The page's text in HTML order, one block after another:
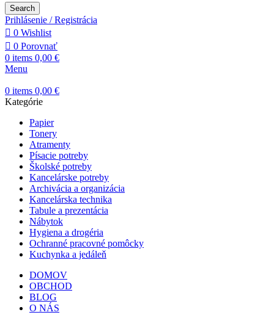
Search
Prihlásenie / Registrácia
0 Wishlist
0 Porovnať
0 items 0,00 €
Menu
0 items 0,00 €
Kategórie
Papier
Tonery
Atramenty
Písacie potreby
Školské potreby
Kancelárske potreby
Archivácia a organizácia
Kancelárska technika
Tabule a prezentácia
Nábytok
Hygiena a drogéria
Ochranné pracovné pomôcky
Kuchynka a jedáleň
DOMOV
OBCHOD
BLOG
O NÁS